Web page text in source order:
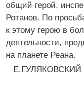
общий герой,
Ротанов. По
к этому герою в
деятельности,
на планете Реана.
Е.ГУЛЯКОВСКИЙ